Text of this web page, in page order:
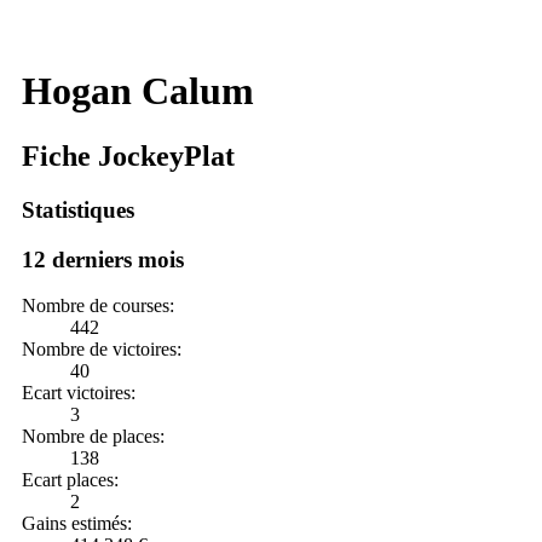
Hogan Calum
Fiche JockeyPlat
Statistiques
12 derniers mois
Nombre de courses:
442
Nombre de victoires:
40
Ecart victoires:
3
Nombre de places:
138
Ecart places:
2
Gains estimés: